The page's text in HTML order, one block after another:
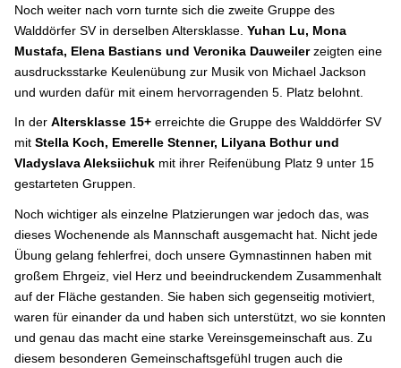
Noch weiter nach vorn turnte sich die zweite Gruppe des
Walddörfer SV in derselben Altersklasse. Yuhan Lu, Mona
Mustafa, Elena Bastians und Veronika Dauweilerzeigten eine
ausdrucksstarke Keulenübung zur Musik von Michael Jackson
und wurden dafür mit einem hervorragenden 5. Platz belohnt.
In der Altersklasse 15+ erreichte die Gruppe des Walddörfer SV
mit Stella Koch, Emerelle Stenner, Lilyana Bothur und
Vladyslava Aleksiichuk mit ihrer Reifenübung Platz 9 unter 15
gestarteten Gruppen.
Noch wichtiger als einzelne Platzierungen war jedoch das, was
dieses Wochenende als Mannschaft ausgemacht hat. Nicht jede
Übung gelang fehlerfrei, doch unsere Gymnastinnen haben mit
großem Ehrgeiz, viel Herz und beeindruckendem Zusammenhalt
auf der Fläche gestanden. Sie haben sich gegenseitig motiviert,
waren für einander da und haben sich unterstützt, wo sie konnten
und genau das macht eine starke Vereinsgemeinschaft aus. Zu
diesem besonderen Gemeinschaftsgefühl trugen auch die